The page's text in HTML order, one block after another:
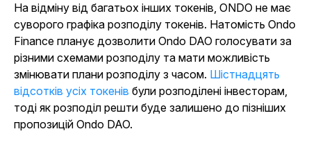
На відміну від багатьох інших токенів, ONDO не має
суворого графіка розподілу токенів. Натомість Ondo
Finance планує дозволити Ondo DAO голосувати за
різними схемами розподілу та мати можливість
змінювати плани розподілу з часом. Шістнадцять
відсотків усіх токенів були розподілені інвесторам,
тоді як розподіл решти буде залишено до пізніших
пропозицій Ondo DAO.